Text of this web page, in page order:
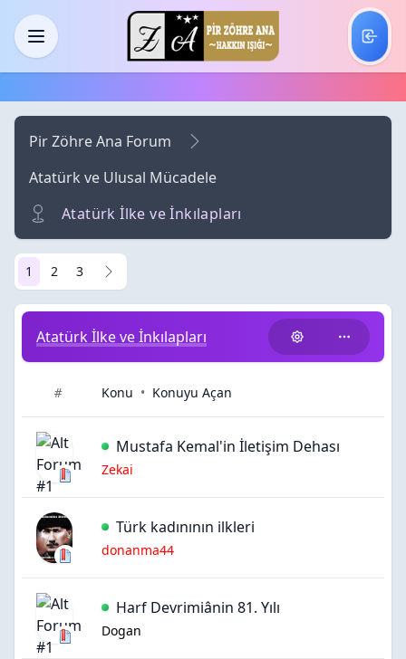
Skip to main content
Menü
Pir Zöhre Ana Forum
Atatürk ve Ulusal Mücadele
Atatürk İlke ve İnkılapları
1 2 3
Atatürk İlke ve İnkılapları
# Konu • Konuyu Açan
Mustafa Kemal'in İletişim Dehası
Zekai
Türk kadınının ilkleri
donanma44
Harf Devrimiânin 81. Yılı
Dogan